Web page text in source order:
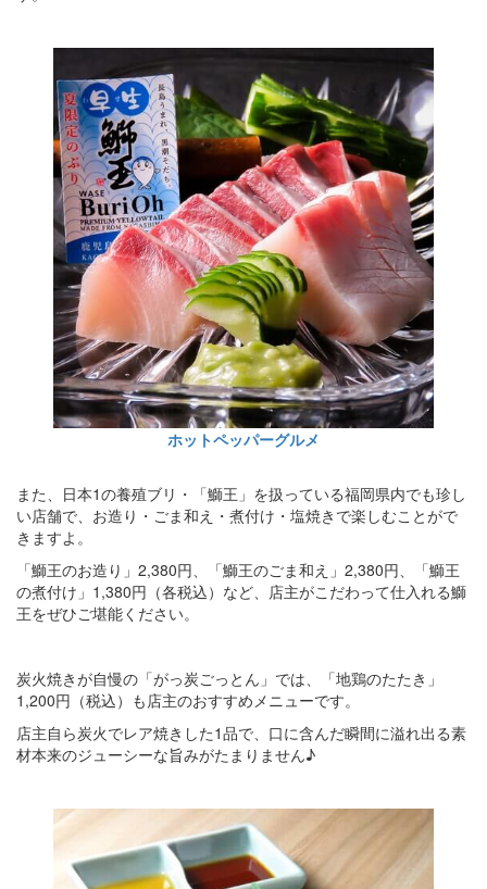
ホットペッパーグルメ
また、日本1の養殖ブリ・「鰤王」を扱っている福岡県内でも珍し
い店舗で、お造り・ごま和え・煮付け・塩焼きで楽しむことがで
きますよ。
「鰤王のお造り」2,380円、「鰤王のごま和え」2,380円、「鰤王
の煮付け」1,380円（各税込）など、店主がこだわって仕入れる鰤
王をぜひご堪能ください。
炭火焼きが自慢の「がっ炭ごっとん」では、「地鶏のたたき」
1,200円（税込）も店主のおすすめメニューです。
店主自ら炭火でレア焼きした1品で、口に含んだ瞬間に溢れ出る素
材本来のジューシーな旨みがたまりません♪